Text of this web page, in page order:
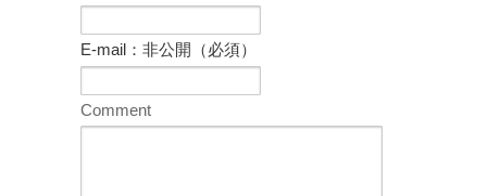
E-mail：非公開（必須）
Comment